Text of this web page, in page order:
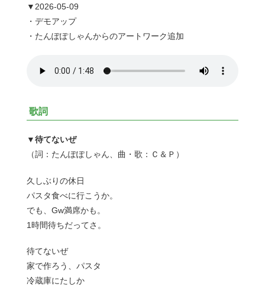
▼2026-05-09
・デモアップ
・たんぽぽしゃんからのアートワーク追加
歌詞
▼待てないぜ
（詞：たんぽぽしゃん、曲・歌：Ｃ＆Ｐ）
久しぶりの休日
パスタ食べに行こうか。
でも、Gw満席かも。
1時間待ちだってさ。
待てないぜ
家で作ろう、パスタ
冷蔵庫にたしか